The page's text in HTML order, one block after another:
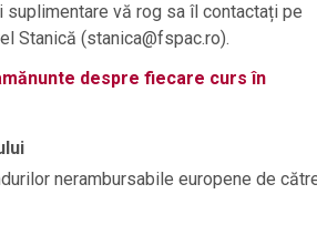
suplimentare vă rog sa îl contactați pe
Stanică (stanica@fspac.ro).
despre fiecare curs în
nerambursabile europene de